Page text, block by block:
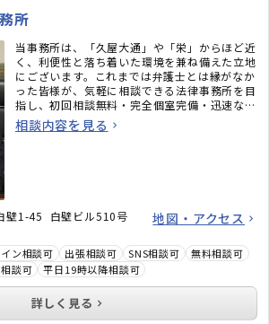
所
当事務所は、「久屋大通」や「栄」からほど近
く、利便性と落ち着いた環境を兼ね備えた立地
にございます。これまでは弁護士とは縁がなか
った皆様が、気軽に相談できる法律事務所を目
指し、初回相談無料・完全個室完備・迅速なメ
ール対応など、相談しやすい環境も整えていま
す。「弁護士に相談するべきかわからない」と
相談内容を見る
壁1-45 白壁ビル510号 地図・アクセス
ン相談可 出張相談可 SNS相談可
無料相談可
談可 平日19時以降相談可
詳しく見る